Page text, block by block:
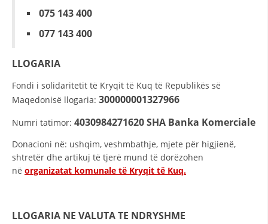
HISTORIA E KRYQIT TË KUQ
KONTAKT INFORMACIONE
ANËTARËSIMI NË STRUKTURAT PROFESIONALE
LIGJI I KRYQIT TË KUQ
STATUTI I KRYQIT TË KUQ
075 143 400
077 143 400
LLOGARIA
Fondi i solidaritetit të Kryqit të Kuq të Republikës së
Maqedonisë llogaria: 300000001327966
Numri tatimor: 4030984271620SHA Banka Komerciale
Donacioni në: ushqim, veshmbathje, mjete për higjienë,
shtretër dhe artikuj të tjerë mund të dorëzohen
në organizatat komunale të Kryqit të Kuq.
LLOGARIA NE VALUTA TE NDRYSHME